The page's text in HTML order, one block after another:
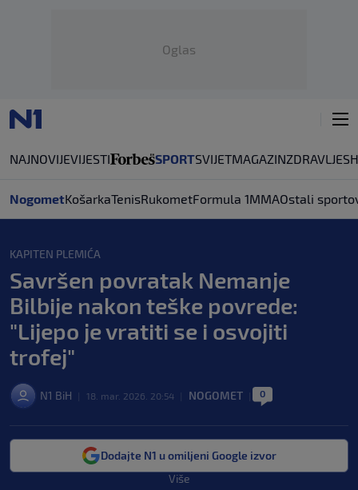
Oglas
NAJNOVIJEVIJESTI SPORTSVIJETMAGAZINZDRAVLJE
NogometKošarkaTenisRukometFormula 1MMAOstali
KAPITEN PLEMIĆA
Savršen povratak Nemanje
Bilbije nakon teške povrede:
"Lijepo je vratiti se i osvojiti
trofej"
N1 BiH 18. mar. 2026. 20:54 NOGOMET 0
Dodajte N1 u omiljeni Google izvor
Više